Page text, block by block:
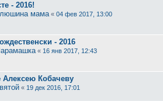
- 2016!
мама« 04 фев 2017, 13:00
- 2016
« 16 янв 2017, 12:43
Кобачеву
« 19 дек 2016, 17:01